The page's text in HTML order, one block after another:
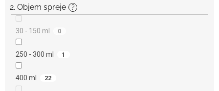
2. Objem spreje ?
30 - 150 ml 0
250 - 300 ml 1
400 ml 22